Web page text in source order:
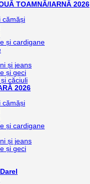
TOAMNĂ/IARNĂ 2026
cămăși
și cardigane
și jeans
și geci
căciuli
2026
cămăși
și cardigane
și jeans
și geci